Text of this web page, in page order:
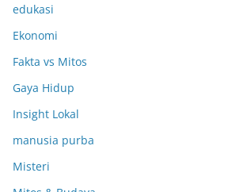
edukasi
Ekonomi
Fakta vs Mitos
Gaya Hidup
Insight Lokal
manusia purba
Misteri